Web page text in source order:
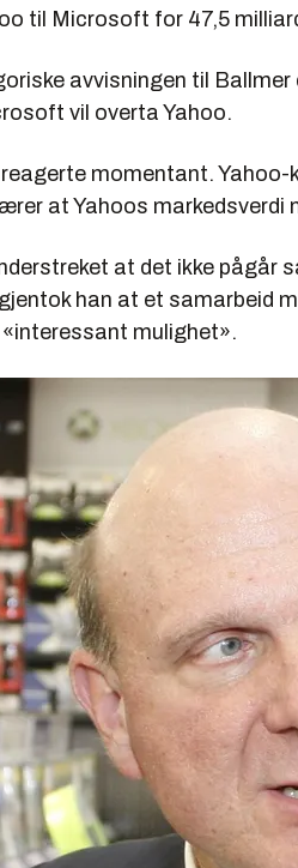
til Microsoft for 47,5
avvisningen til
vil overta Yahoo.
momentant.
at Yahoos markedsverdi
at det ikke pågår
han at et samarbeid
«interessant mulighet».